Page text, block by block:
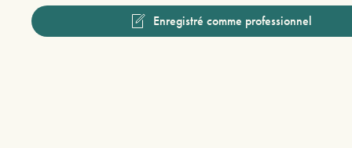
Enregistré comme professionnel